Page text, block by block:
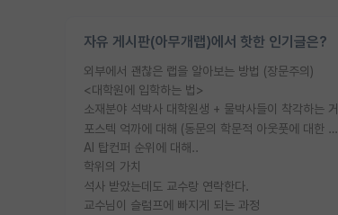
자유 게시판(아무개랩)에서 핫한 인기글은?
외부에서 괜찮은 랩을 알아보는 방법 (장문주의)
<대학원에 입학하는 법>
소재분야 석박사 대학원생 + 물박사들이 착각하는 거
포스텍 억까에 대해 (동문의 학문적 아웃풋에 대한 반박)
AI 탑컨퍼 순위에 대해..
학위의 가치
석사 받았는데도 교수랑 연락한다.
교수님이 슬럼프에 빠지게 되는 과정